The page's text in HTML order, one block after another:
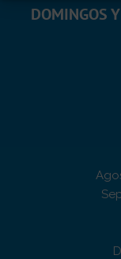
DOMINGOS